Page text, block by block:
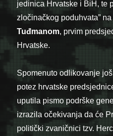
jedinica Hrvatske i BiH, te
zločinačkog poduhvata”
Tuđmanom, prvim
Hrvatske.
Spomenuto odlikovanje
potez hrvatske
uputila pismo podrške
izrazila očekivanja da će
politički zvaničnici tzv.